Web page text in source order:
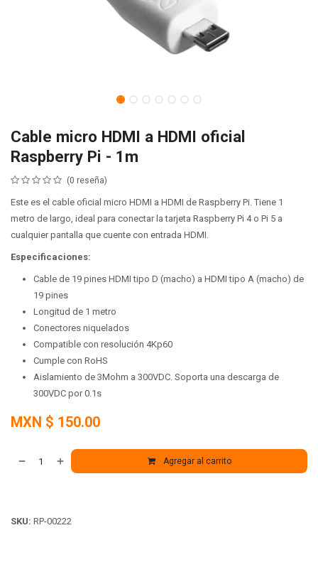
Cable micro HDMI a HDMI oficial
Raspberry Pi - 1m
(0 reseña)
Este es el cable oficial micro HDMI a HDMI de Raspberry Pi. Tiene 1
metro de largo, ideal para conectar la tarjeta Raspberry Pi 4 o Pi 5 a
cualquier pantalla que cuente con entrada HDMI.
Especificaciones:
Cable de 19 pines HDMI tipo D (macho) a HDMI tipo A (macho) de
19 pines
Longitud de 1 metro
Conectores niquelados
Compatible con resolución 4Kp60
Cumple con RoHS
Aislamiento de 3Mohm a 300VDC. Soporta una descarga de
300VDC por 0.1s
MXN $ 150.00
Agregar al carrito
SKU: RP-00222